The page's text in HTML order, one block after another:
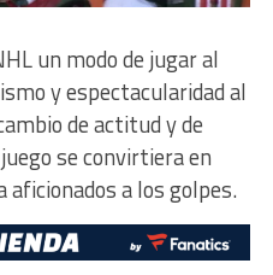
un modo de jugar al
y espectacularidad al
de actitud y de
se convirtiera en
a los golpes.